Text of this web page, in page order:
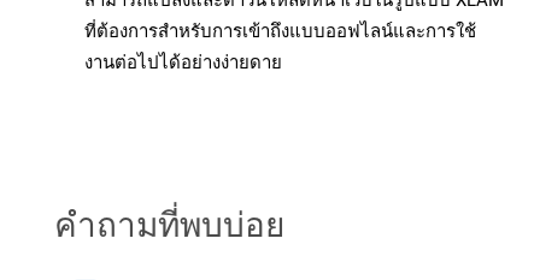
ที่ต้องการสำหรับการเข้าถึงแบบออฟไลน์และการใช้
งานต่อไปได้อย่างง่ายดาย
คำถามที่พบบ่อย